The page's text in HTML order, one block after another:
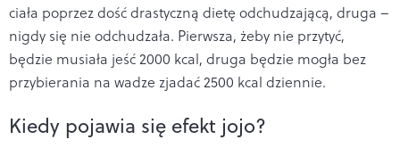
ciała poprzez dość drastyczną dietę odchudzającą, druga –
nigdy się nie odchudzała. Pierwsza, żeby nie przytyć,
będzie musiała jeść 2000 kcal, druga będzie mogła bez
przybierania na wadze zjadać 2500 kcal dziennie.
Kiedy pojawia się efekt jojo?